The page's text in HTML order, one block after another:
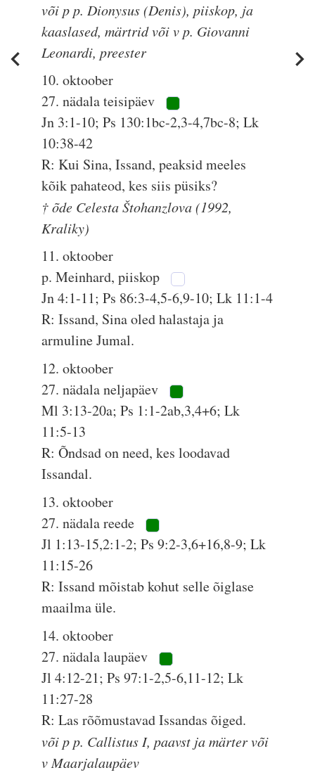
või p p. Dionysus (Denis), piiskop, ja
kaaslased, märtrid või v p. Giovanni
Leonardi, preester
10. oktoober
27. nädala teisipäev
Jn 3:1-10; Ps 130:1bc-2,3-4,7bc-8; Lk
10:38-42
R: Kui Sina, Issand, peaksid meeles
kõik pahateod, kes siis püsiks?
† õde Celesta Štohanzlova (1992,
Kraliky)
11. oktoober
p. Meinhard, piiskop
Jn 4:1-11; Ps 86:3-4,5-6,9-10; Lk 11:1-4
R: Issand, Sina oled halastaja ja
armuline Jumal.
12. oktoober
27. nädala neljapäev
Ml 3:13-20a; Ps 1:1-2ab,3,4+6; Lk
11:5-13
R: Õndsad on need, kes loodavad
Issandal.
13. oktoober
27. nädala reede
Jl 1:13-15,2:1-2; Ps 9:2-3,6+16,8-9; Lk
11:15-26
R: Issand mõistab kohut selle õiglase
maailma üle.
14. oktoober
27. nädala laupäev
Jl 4:12-21; Ps 97:1-2,5-6,11-12; Lk
11:27-28
R: Las rõõmustavad Issandas õiged.
või p p. Callistus I, paavst ja märter või
v Maarjalaupäev